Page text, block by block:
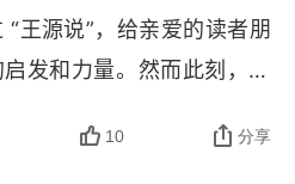
到大都会
美国大都会艺术博物馆镇
王源说”，给亲爱的读者朋
发和力量。然而此刻，我
10 分享